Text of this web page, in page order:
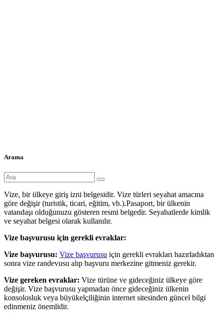
Arama
Vize, bir ülkeye giriş izni belgesidir. Vize türleri seyahat amacına
göre değişir (turistik, ticari, eğitim, vb.).Pasaport, bir ülkenin
vatandaşı olduğunuzu gösteren resmi belgedir. Seyahatlerde kimlik
ve seyahat belgesi olarak kullanılır.
Vize başvurusu için gerekli evraklar:
Vize başvurusu: Vize başvurusu için gerekli evrakları hazırladıktan
sonra vize randevusu alıp başvuru merkezine gitmeniz gerekir.
Vize gereken evraklar: Vize türüne ve gideceğiniz ülkeye göre
değişir. Vize başvurusu yapmadan önce gideceğiniz ülkenin
konsolosluk veya büyükelçiliğinin internet sitesinden güncel bilgi
edinmeniz önemlidir.